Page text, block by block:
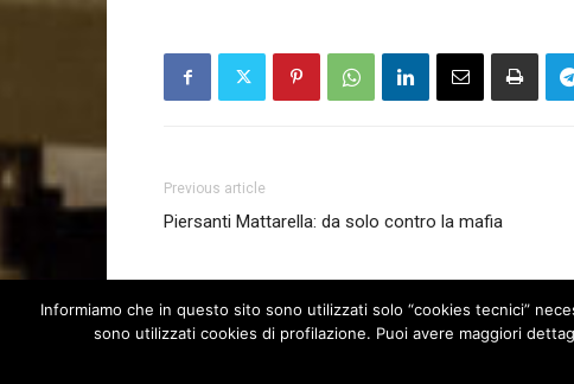
Previous article
Piersanti Mattarella: da solo contro la mafia
Informiamo che in questo sito sono utilizzati solo “cookies tecnici”
sono utilizzati cookies di profilazione. Puoi avere maggiori